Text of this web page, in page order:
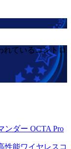
れているコントロ
ンダー OCTA Pro
性能ワイヤレスコ